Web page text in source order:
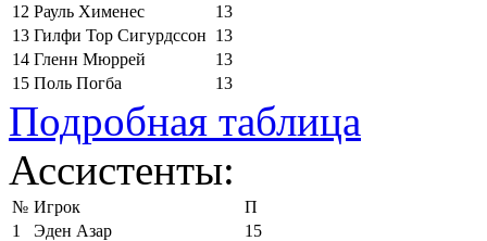
12 Рауль Хименес
13
13 Гилфи Тор Сигурдссон 13
14 Гленн Мюррей
13
15 Поль Погба 13
Подробная таблица
Ассистенты:
№ Игрок
П
1
Эден Азар
15